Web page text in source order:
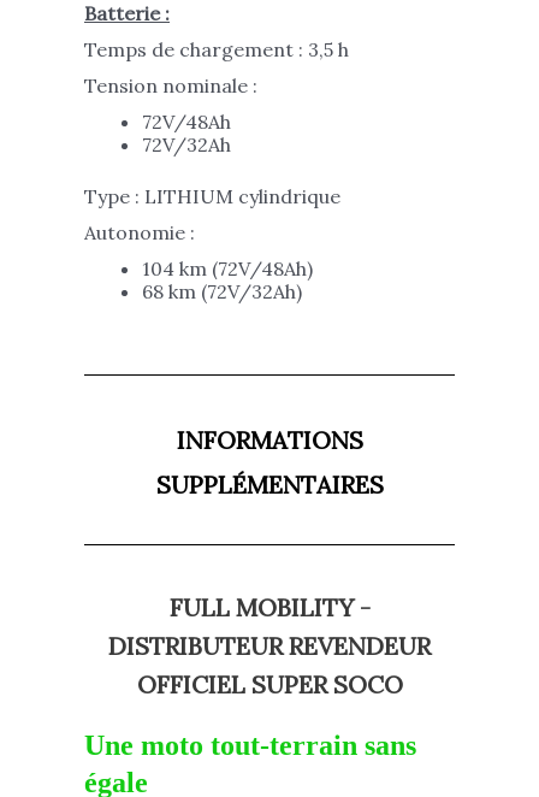
Batterie :
Temps de chargement : 3,5 h
Tension nominale :
72V/48Ah
72V/32Ah
Type : LITHIUM cylindrique
Autonomie :
104 km (72V/48Ah)
68 km (72V/32Ah)
INFORMATIONS
SUPPLÉMENTAIRES
FULL MOBILITY -
DISTRIBUTEUR REVENDEUR
OFFICIEL SUPER SOCO
Une moto tout-terrain sans
égale